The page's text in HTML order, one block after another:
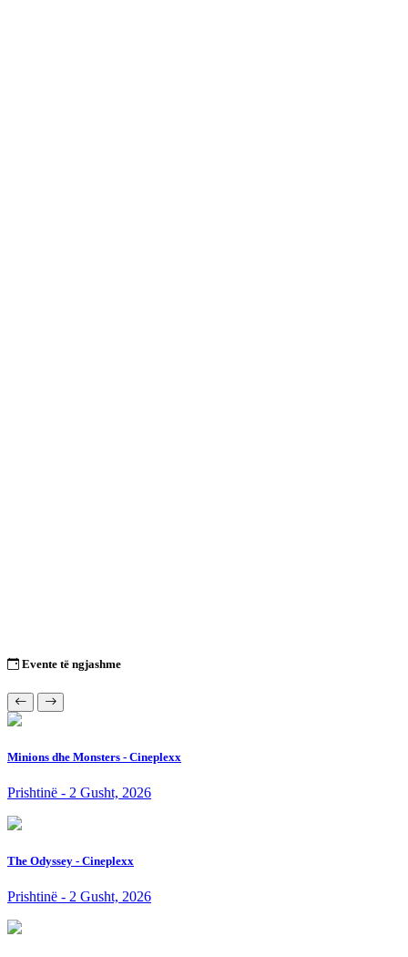
Evente të ngjashme
Minions dhe Monsters - Cineplexx
Prishtinë - 2 Gusht, 2026
The Odyssey - Cineplexx
Prishtinë - 2 Gusht, 2026